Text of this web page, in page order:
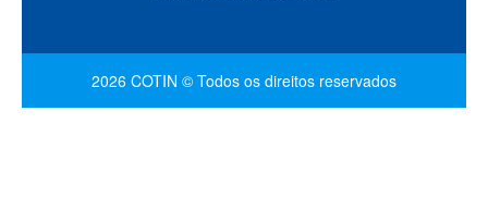
2026 COTIN © Todos os direitos reservados